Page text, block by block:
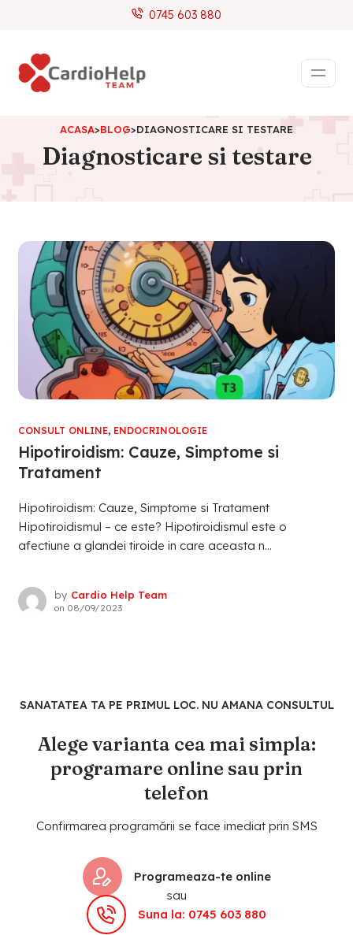
0745 603 880
ACASA>BLOG>DIAGNOSTICARE SI TESTARE
Diagnosticare si testare
CONSULT ONLINE, ENDOCRINOLOGIE
Hipotiroidism: Cauze, Simptome si
Tratament
Hipotiroidism: Cauze, Simptome si Tratament
Hipotiroidismul – ce este? Hipotiroidismul este o
afectiune a glandei tiroide in care aceasta n...
by Cardio Help Team
on 08/09/2023
SANATATEA TA PE PRIMUL LOC. NU AMANA CONSULTUL
Alege varianta cea mai simpla:
programare online sau prin
telefon
Confirmarea programării se face imediat prin SMS
Programeaza-te online
sau
Suna la: 0745 603 880